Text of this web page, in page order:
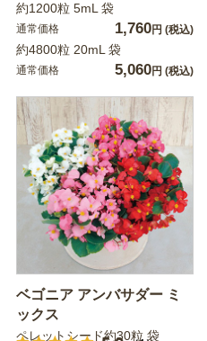
約1200粒 5mL 袋
通常価格 1,760円 (税込)
約4800粒 20mL 袋
通常価格 5,060円 (税込)
ベゴニア アンバサダー ミ
ックス
ペレットシード約30粒 袋